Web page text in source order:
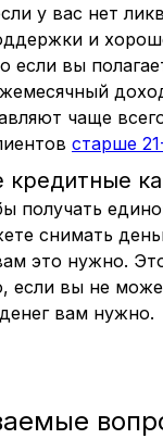
у вас нет
и
если вы
чаще
старше
кредитные
получать
снимать
это нужно.
если вы не
вам нужно.